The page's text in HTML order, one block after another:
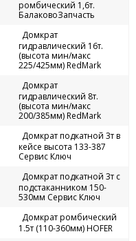
ромбический 1,6т.
БалаковоЗапчасть
Домкрат
гидравлический 16т.
(высота мин/макс
225/425мм) RedMark
Домкрат
гидравлический 8т.
(высота мин/макс
200/385мм) RedMark
Домкрат подкатной 3т в
кейсе высота 133-387
Сервис Ключ
Домкрат подкатной 3т с
подстаканником 150-
530мм Сервис Ключ
Домкрат ромбический
1.5т (110-360мм) HOFER